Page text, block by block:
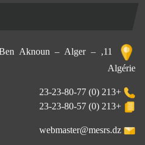
Ben Aknoun – Alger –
Algérie
+213 (0) 23-23-80-77
+213 (0) 23-23-80-57
webmaster@mesrs.dz